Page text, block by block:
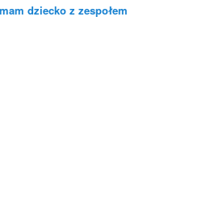
dziecko z zespołem